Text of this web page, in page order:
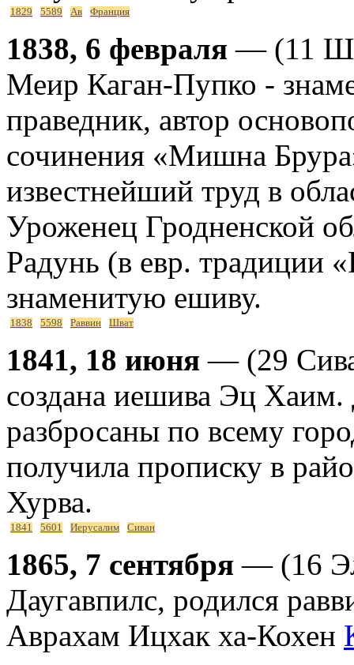
1829 5589 Ав Франция
1838, 6 февраля — (11
Меир Каган-Пупко -
праведник, автор
сочинения «Мишна
известнейший труд в
Уроженец Гродненской
Радунь (в евр. традиции
знаменитую ешиву.
1838 5598 Раввин Шват
1841, 18 июня — (29
создана иешива Эц Хаим.
разбросаны по всему
получила прописку в
Хурва.
1841 5601 Иерусалим Сиван
1865, 7 сентября — (16
Даугавпилс, родился
Аврахам Ицхак ха-Кохен